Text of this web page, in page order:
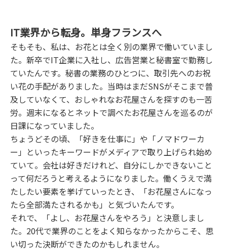
IT業界から転身。単身フランスへ
そもそも、私は、お花とは全く別の業界で働いていまし
た。新卒でIT企業に入社し、広告営業と秘書室で勤務し
ていたんです。秘書の業務のひとつに、取引先へのお祝
い花の手配がありました。当時はまだSNSがそこまで普
及していなくて、おしゃれなお花屋さんを探すのも一苦
労。週末になるとネットで調べたお花屋さんを巡るのが
日課になっていました。
ちょうどその頃、「好きを仕事に」や「ノマドワーカ
ー」といったキーワードがメディアで取り上げられ始め
ていて。会社は好きだけれど、自分にしかできないこと
って何だろうと考えるようになりました。働くうえで満
たしたい要素を挙げていったとき、「お花屋さんになっ
たら全部満たされるかも」と気づいたんです。
それで、「よし、お花屋さんをやろう」と決意しまし
た。20代で業界のことをよく知らなかったからこそ、思
い切った決断ができたのかもしれません。